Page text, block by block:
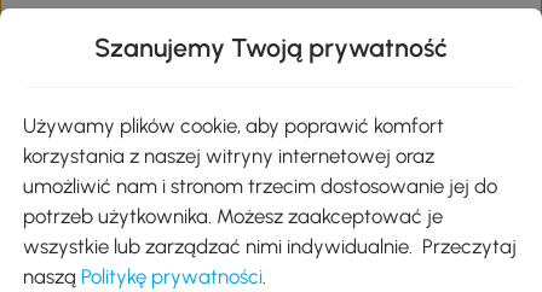
Pobierz aplikację Aosom
Google Play
Szanujemy Twoją prywatność
Używamy plików cookie, aby poprawić komfort
korzystania z naszej witryny internetowej oraz
umożliwić nam i stronom trzecim dostosowanie jej do
potrzeb użytkownika. Możesz zaakceptować je
wszystkie lub zarządzać nimi indywidualnie. Przeczytaj
naszą Politykę prywatności.